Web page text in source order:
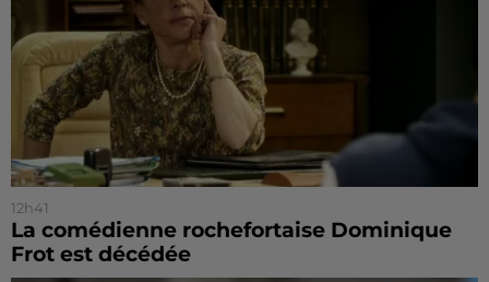
12h41
La comédienne rochefortaise Dominique
Frot est décédée